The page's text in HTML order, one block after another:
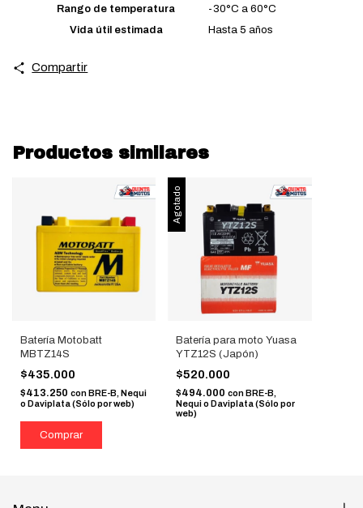
Rango de temperatura
-30°C a 60°C
Vida útil estimada
Hasta 5 años
Compartir
Productos similares
Batería Motobatt
MBTZ14S
$435.000
$413.250 con BRE-B, Nequi
o Daviplata (Sólo por web)
Agotado
Batería para moto Yuasa
YTZ12S (Japón)
$520.000
$494.000con BRE-B,
Nequi o Daviplata (Sólo por
web)